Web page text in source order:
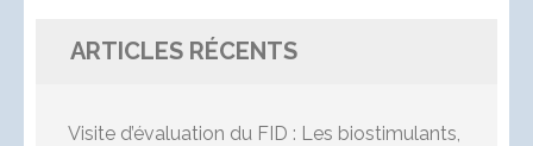
ARTICLES RÉCENTS
Visite d’évaluation du FID : Les biostimulants,